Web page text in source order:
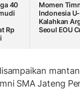
40
Rp
Momen
Indonesia
Kalahkan
Seoul EOU
SMA Jateng